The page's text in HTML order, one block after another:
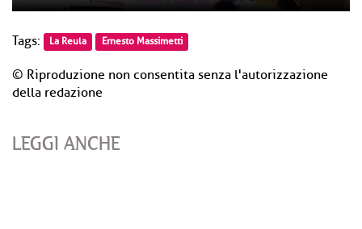
Tags: La Reula Ernesto Massimetti
© Riproduzione non consentita senza l'autorizzazione
della redazione
LEGGI ANCHE